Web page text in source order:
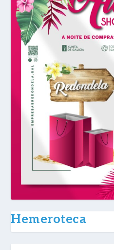
Hemeroteca